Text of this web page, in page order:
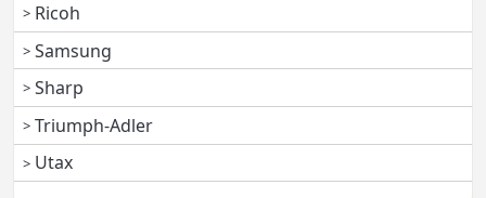
Ricoh
Samsung
Sharp
Triumph-Adler
Utax